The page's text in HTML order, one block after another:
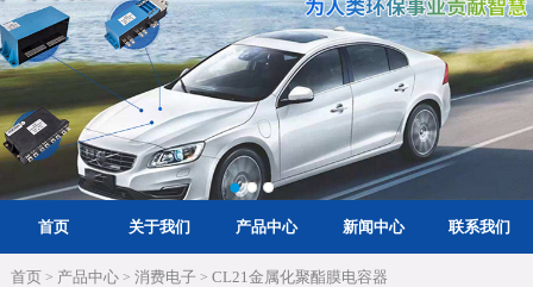
首页 关于我们 产品中心 新闻中心 联系我们
首页> 产品中心> 消费电子 > CL21金属化聚酯膜电容器